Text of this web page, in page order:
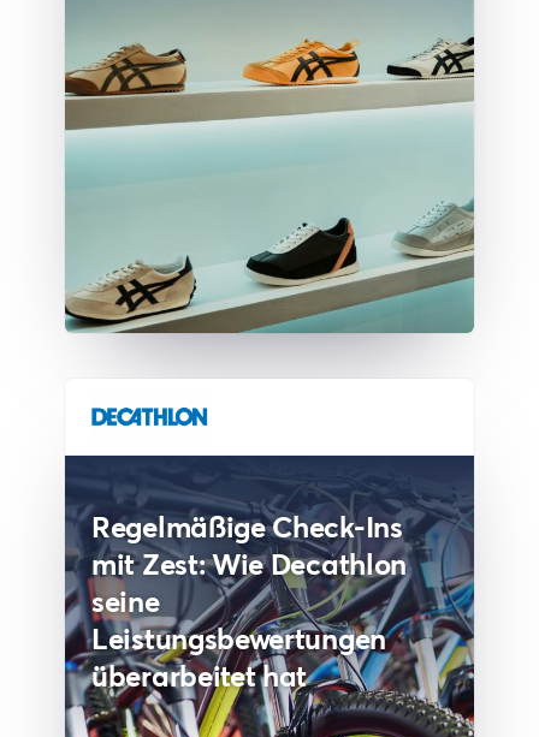
Regelmäßige Check-Ins
mit Zest: Wie Decathlon
seine
Leistungsbewertungen
überarbeitet hat